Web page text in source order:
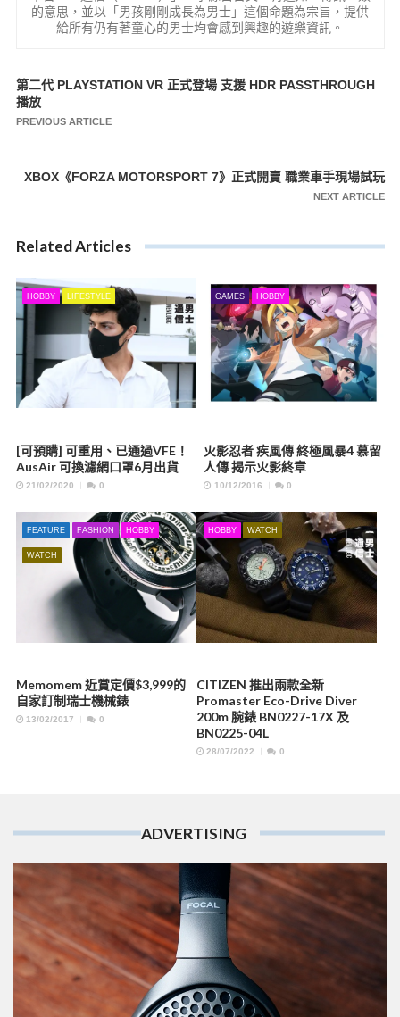
的意思，並以「男孩剛剛成長為男士」這個命題為宗旨，提供
給所有仍有著童心的男士均會感到興趣的遊樂資訊。
文
章
覽
第二代 PLAYSTATION VR 正式登場 支援 HDR PASSTHROUGH
播放
PREVIOUS ARTICLE
XBOX《FORZA MOTORSPORT 7》正式開賣 職業車手現場試玩
NEXT ARTICLE
Related Articles
HOBBY LIFESTYLE
[可預購] 可重用、已通過VFE！
AusAir 可換濾網口罩6月出貨
21/02/2020 0
GAMES HOBBY
火影忍者 疾風傳 終極風暴4 慕留
人傳 揭示火影終章
10/12/2016 0
FEATURE FASHION HOBBY
WATCH
Memomem 近賞定價$3,999的
自家訂制瑞士機械錶
13/02/2017 0
HOBBY WATCH
CITIZEN 推出兩款全新
Promaster Eco-Drive Diver
200m 腕錶 BN0227-17X 及
BN0225-04L
28/07/2022 0
ADVERTISING